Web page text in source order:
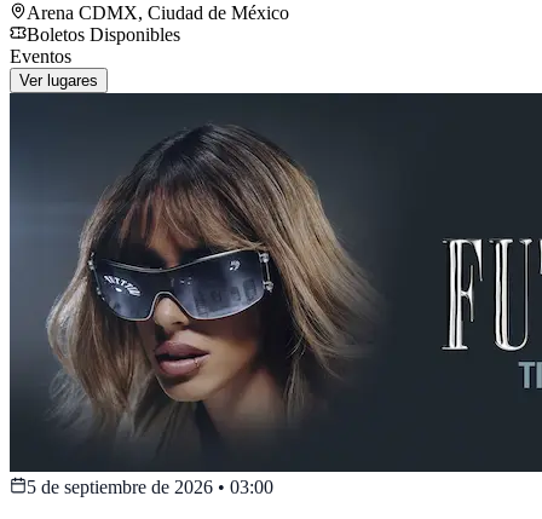
Arena CDMX, Ciudad de México
Boletos Disponibles
Eventos
Ver lugares
5 de septiembre de 2026 • 03:00